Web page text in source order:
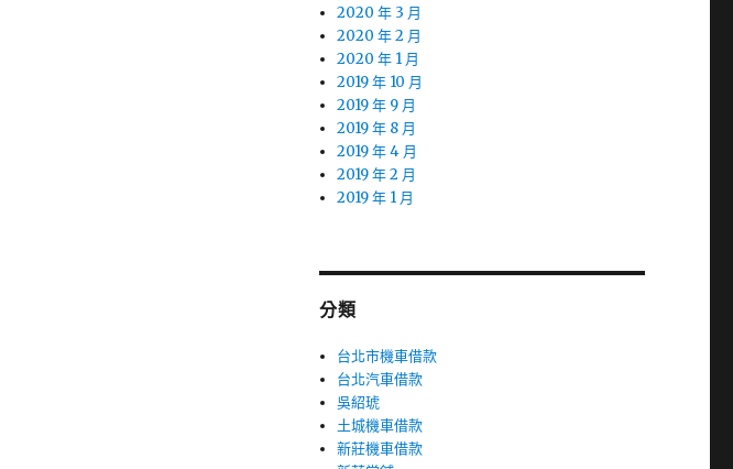
2020 年 3 月
2020 年 2 月
2020 年 1 月
2019 年 10 月
2019 年 9 月
2019 年 8 月
2019 年 4 月
2019 年 2 月
2019 年 1 月
分類
台北市機車借款
台北汽車借款
吳紹琥
土城機車借款
新莊機車借款